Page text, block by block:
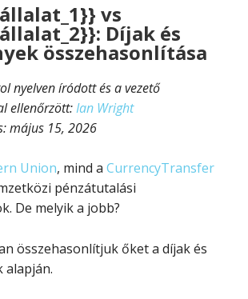
vs
Díjak és
összehasonlítása
nyelven íródott és a vezető
ellenőrzött:Ian Wright
május 15, 2026
Union, mind a CurrencyTransfer
pénzátutalási
De melyik a jobb?
összehasonlítjuk őket a díjak és
alapján.